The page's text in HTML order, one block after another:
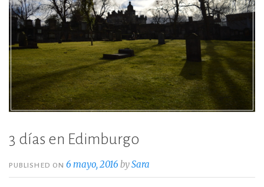
3 días en Edimburgo
PUBLISHED ON6 mayo, 2016 bySara